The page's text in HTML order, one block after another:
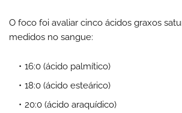
O foco foi avaliar cinco ácidos graxos
medidos no sangue:
16:0 (ácido palmítico)
18:0 (ácido esteárico)
20:0 (ácido araquídico)